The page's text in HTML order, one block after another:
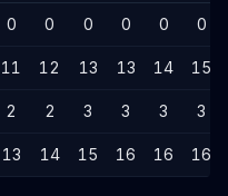
0 0 0 0 0 0
11 12 13 13 14 15
2 2 3 3 3 3
13 14 15 16 16 16